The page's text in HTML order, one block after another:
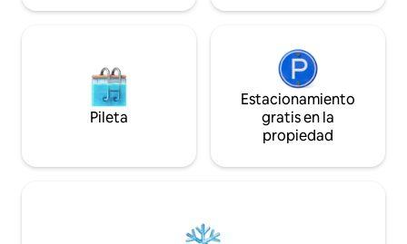
Pileta
Estacionamiento
gratis en la
propiedad